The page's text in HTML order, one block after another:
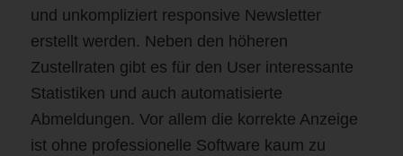
und unkompliziert responsive Newsletter
erstellt werden. Neben den höheren
Zustellraten gibt es für den User interessante
Statistiken und auch automatisierte
Abmeldungen. Vor allem die korrekte Anzeige
ist ohne professionelle Software kaum zu